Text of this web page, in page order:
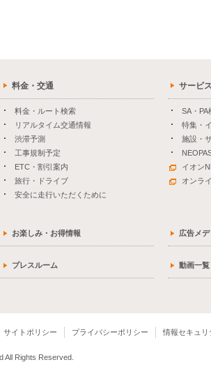
料金・交通
料金・ルート検索
リアルタイム交通情報
渋滞予測
工事規制予定
ETC・割引案内
旅行・ドライブ
安全に走行いただくために
サービ
SA・PA
特集・
施設・
イオン
オンラ
お楽しみ・お得情報 広告メ
プレスルーム 動画一覧
サイトポリシー プライバシーポリシー 情報セキュリ
All Rights Reserved.